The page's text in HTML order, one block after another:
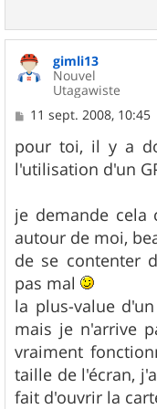
gimli13
Nouvel
Utagawiste
M
s
s
a
11 sept. 2008, 10:45
pour toi, il y a
l'utilisation d'un
je demande cela
autour de moi,
de se contenter
pas mal
la plus-value
mais je n'arrive
vraiment
taille de l'écran,
fait d'ouvrir la